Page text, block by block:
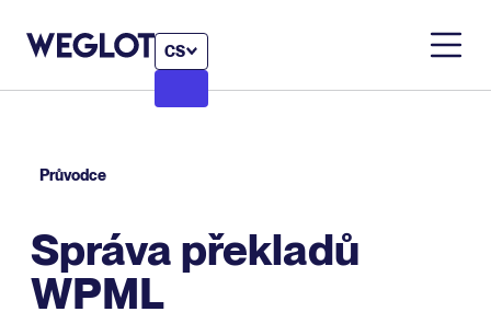
CS
Průvodce
Správa překladů
WPML